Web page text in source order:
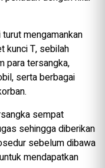
mengamankan
kunci T, sebilah
para tersangka,
serta berbagai
sempat
sehingga diberikan
sebelum dibawa
mendapatkan